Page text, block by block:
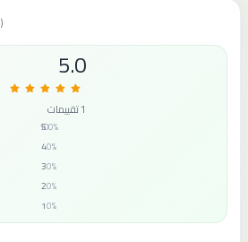
(1)
5.0
1 تقييمات
5
100%
40%
30%
20%
10%